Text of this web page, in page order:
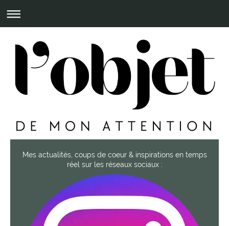
Mes actualités, coups de coeur & inspirations en temps
réel sur les réseaux sociaux :